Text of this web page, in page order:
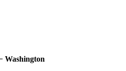
Washington